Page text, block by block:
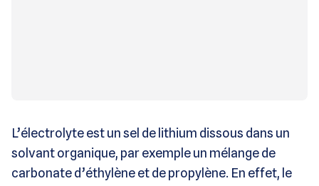
L’électrolyte est un sel de lithium dissous dans un
solvant organique, par exemple un mélange de
carbonate d’éthylène et de propylène. En effet, le